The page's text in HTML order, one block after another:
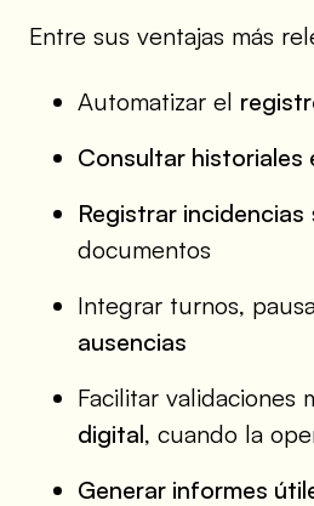
Entre sus ventajas más
Automatizar el
Consultar historiales
Registrar incidencias
documentos
Integrar turnos,
ausencias
Facilitar validaciones
digital, cuando la
Generar informes